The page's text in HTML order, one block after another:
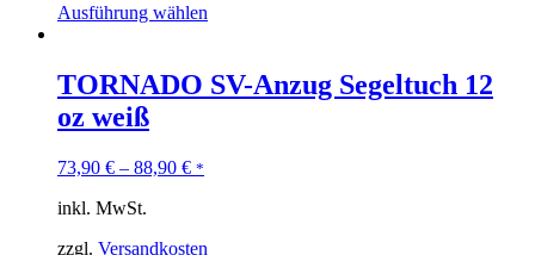
Ausführung wählen
TORNADO SV-Anzug Segeltuch 12
oz weiß
73,90 € – 88,90 € *
inkl. MwSt.
zzgl. Versandkosten